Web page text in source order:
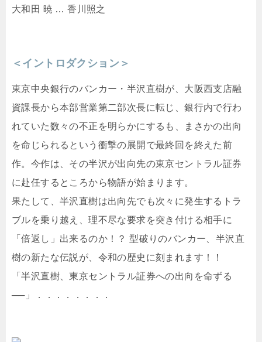
大和田 暁 … 香川照之
＜イントロダクション＞
東京中央銀行のバンカー・半沢直樹が、大阪西支店融
資課長から本部営業第二部次長に転じ、銀行内で行わ
れていた数々の不正を明らかにするも、まさかの出向
を命じられるという衝撃の展開で最終回を終えた前
作。今作は、その半沢が出向先の東京セントラル証券
に赴任するところから物語が始まります。
果たして、半沢直樹は出向先でも次々に発生するトラ
ブルを乗り越え、理不尽な要求を突き付ける相手に
「倍返し」出来るのか！？ 型破りのバンカー、半沢直
樹の新たな伝説が、令和の歴史に刻まれます！！
「半沢直樹、東京セントラル証券への出向を命ずる
──」．．．．．．．．